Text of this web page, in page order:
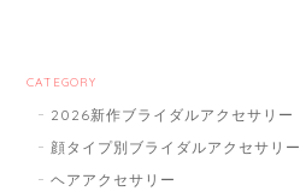
CATEGORY
2026新作ブライダルアクセサリー
顔タイプ別ブライダルアクセサリー
ヘアアクセサリー